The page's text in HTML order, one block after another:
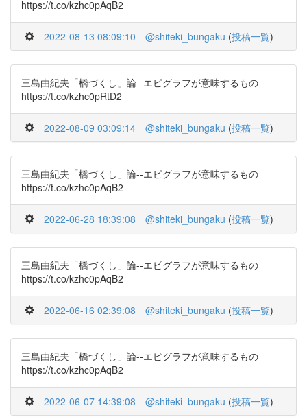
https://t.co/kzhc0pAqB2
2022-08-13 08:09:10 @shiteki_bungaku (投稿一覧)
三島由紀夫「橋づくし」論--エピグラフが意味するもの
https://t.co/kzhc0pRtD2
2022-08-09 03:09:14 @shiteki_bungaku (投稿一覧)
三島由紀夫「橋づくし」論--エピグラフが意味するもの
https://t.co/kzhc0pAqB2
2022-06-28 18:39:08 @shiteki_bungaku (投稿一覧)
三島由紀夫「橋づくし」論--エピグラフが意味するもの
https://t.co/kzhc0pAqB2
2022-06-16 02:39:08 @shiteki_bungaku (投稿一覧)
三島由紀夫「橋づくし」論--エピグラフが意味するもの
https://t.co/kzhc0pAqB2
2022-06-07 14:39:08 @shiteki_bungaku (投稿一覧)